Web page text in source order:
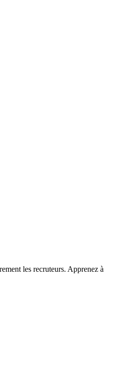
les recruteurs. Apprenez à